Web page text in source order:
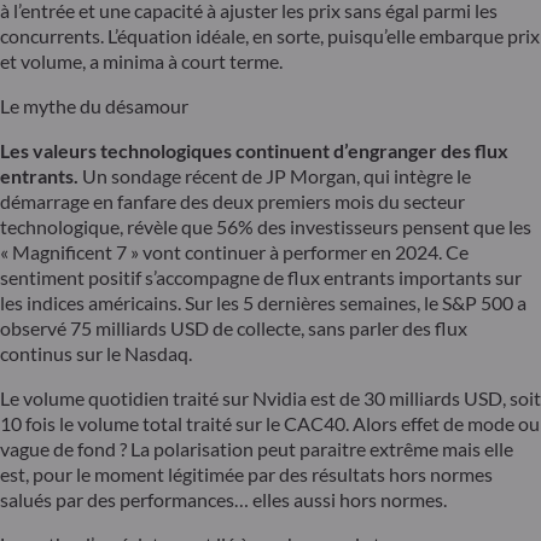
à l’entrée et une capacité à ajuster les prix sans égal parmi les
concurrents. L’équation idéale, en sorte, puisqu’elle embarque prix
et volume, a minima à court terme.
Le mythe du désamour
Les valeurs technologiques continuent d’engranger des flux
entrants. Un sondage récent de JP Morgan, qui intègre le
démarrage en fanfare des deux premiers mois du secteur
technologique, révèle que 56% des investisseurs pensent que les
« Magnificent 7 » vont continuer à performer en 2024. Ce
sentiment positif s’accompagne de flux entrants importants sur
les indices américains. Sur les 5 dernières semaines, le S&P 500 a
observé 75 milliards USD de collecte, sans parler des flux
continus sur le Nasdaq.
Le volume quotidien traité sur Nvidia est de 30 milliards USD, soit
10 fois le volume total traité sur le CAC40. Alors effet de mode ou
vague de fond ? La polarisation peut paraitre extrême mais elle
est, pour le moment légitimée par des résultats hors normes
salués par des performances… elles aussi hors normes.